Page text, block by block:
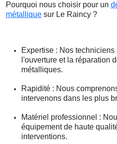
Pourquoi nous choisir pour un
métallique sur Le Raincy ?
Expertise : Nos
l'ouverture et la réparation
métalliques.
Rapidité : Nous
intervenons dans les plus
Matériel professionnel :
équipement de haute
interventions.